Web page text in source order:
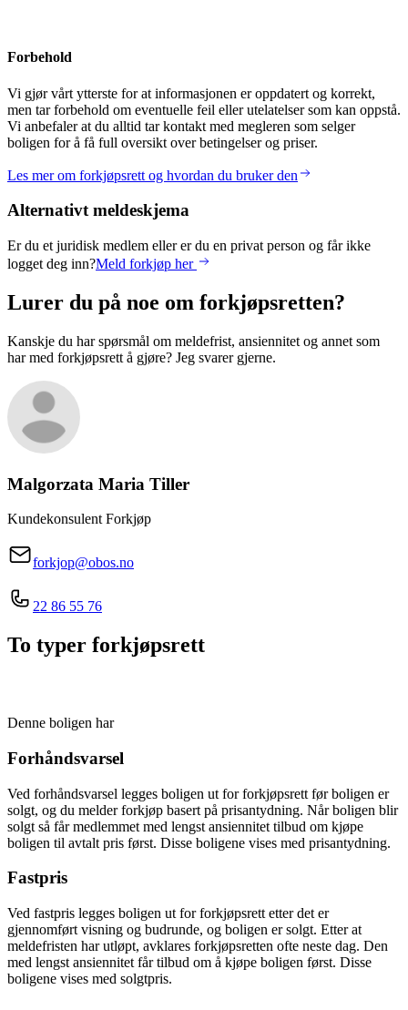
Forbehold
Vi gjør vårt ytterste for at informasjonen er oppdatert og korrekt,
men tar forbehold om eventuelle feil eller utelatelser som kan oppstå.
Vi anbefaler at du alltid tar kontakt med megleren som selger
boligen for å få full oversikt over betingelser og priser.
Les mer om forkjøpsrett og hvordan du bruker den
Alternativt meldeskjema
Er du et juridisk medlem eller er du en privat person og får ikke
logget deg inn?Meld forkjøp her
Lurer du på noe om forkjøpsretten?
Kanskje du har spørsmål om meldefrist, ansiennitet og annet som
har med forkjøpsrett å gjøre? Jeg svarer gjerne.
Malgorzata Maria Tiller
Kundekonsulent Forkjøp
forkjop@obos.no
22 86 55 76
To typer forkjøpsrett
Denne boligen har
Forhåndsvarsel
Ved forhåndsvarsel legges boligen ut for forkjøpsrett før boligen er
solgt, og du melder forkjøp basert på prisantydning. Når boligen blir
solgt så får medlemmet med lengst ansiennitet tilbud om kjøpe
boligen til avtalt pris først. Disse boligene vises med prisantydning.
Fastpris
Ved fastpris legges boligen ut for forkjøpsrett etter det er
gjennomført visning og budrunde, og boligen er solgt. Etter at
meldefristen har utløpt, avklares forkjøpsretten ofte neste dag. Den
med lengst ansiennitet får tilbud om å kjøpe boligen først. Disse
boligene vises med solgtpris.